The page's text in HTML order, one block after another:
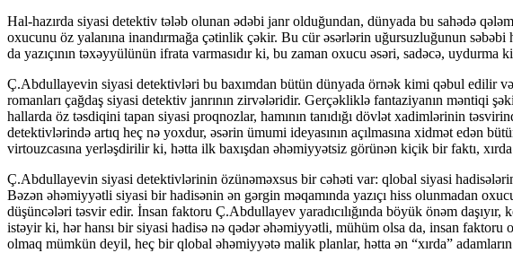
Hal-hazırda siyasi detektiv tələb olunan ədəbi janr olduğundan, dünyada bu sahədə
oxucunu öz yalanına inandırmağa çətinlik çəkir. Bu cür əsərlərin uğursuzluğunun
da yazıçının təxəyyülünün ifrata varmasıdır ki, bu zaman oxucu əsəri, sadəcə, uydurma
Ç.Abdullayevin siyasi detektivləri bu baxımdan bütün dünyada örnək kimi qəbul edilir
romanları çağdaş siyasi detektiv janrının zirvələridir. Gerçəkliklə fantaziyanın məntiqi
hallarda öz təsdiqini tapan siyasi proqnozlar, hamının tanıdığı dövlət xadimlərinin
detektivlərində artıq heç nə yoxdur, əsərin ümumi ideyasının açılmasına xidmət edən
virtouzcasına yerləşdirilir ki, hətta ilk baxışdan əhəmiyyətsiz görünən kiçik bir faktı,
Ç.Abdullayevin siyasi detektivlərinin özünəməxsus bir cəhəti var: qlobal siyasi
Bəzən əhəmiyyətli siyasi bir hadisənin ən gərgin məqamında yazıçı hiss olunmadan
düşüncələri təsvir edir. İnsan faktoru Ç.Abdullayev yaradıcılığında böyük önəm
istəyir ki, hər hansı bir siyasi hadisə nə qədər əhəmiyyətli, mühüm olsa da, insan faktoru
olmaq mümkün deyil, heç bir qlobal əhəmiyyətə malik planlar, hətta ən “xırda”